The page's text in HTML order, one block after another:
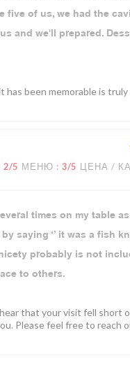
five of us, we had the
and we'll prepared.
has been memorable is
2/5 МЕНЮ : 3/5 ЦЕНА /
times on my table
saying ‘’ it was a fish
probably is not
to others.
that your visit fell short
Please feel free to reach